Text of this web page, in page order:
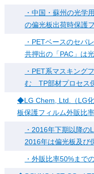
・中国・蘇州の光
の偏光板出荷時保護
・PETベースのセパ
共押出の「PAC」は
・PET系マスキング
む TP部材プロセス
◆LG Chem, Ltd.（LG
板保護フィルム外販比
・2016年下期以降
2016年は偏光板及び
・外販比率50%まで